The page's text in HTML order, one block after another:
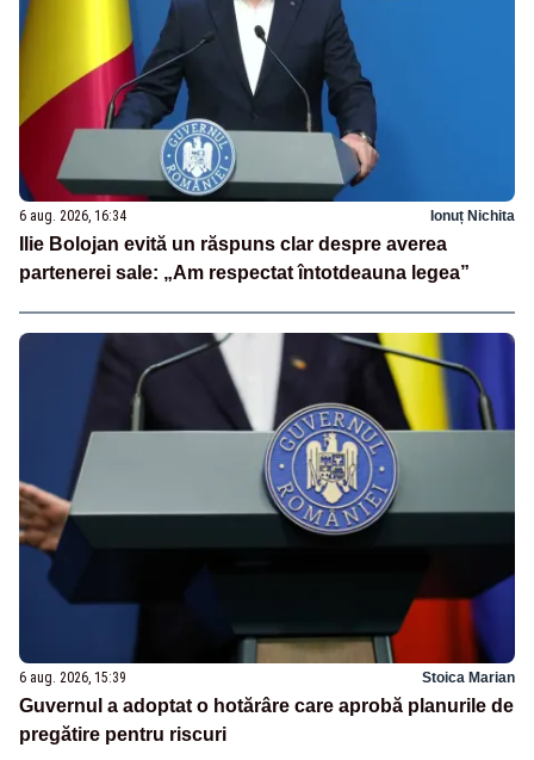
6 aug. 2026, 16:34 Ionuț Nichita
Ilie Bolojan evită un răspuns clar despre averea
partenerei sale: „Am respectat întotdeauna legea”
6 aug. 2026, 15:39 Stoica Marian
Guvernul a adoptat o hotărâre care aprobă planurile de
pregătire pentru riscuri